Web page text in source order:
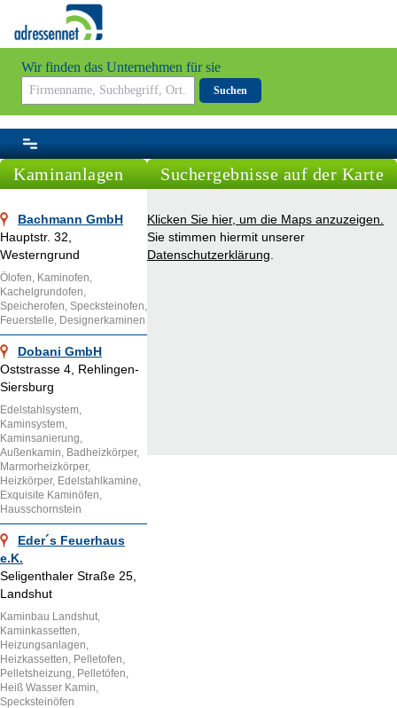
Wir finden das Unternehmen für sie
Suchen
Kaminanlagen
Bachmann GmbH
Hauptstr. 32,
Westerngrund
Ölofen, Kaminofen,
Kachelgrundofen,
Speicherofen, Specksteinofen,
Feuerstelle, Designerkaminen
Dobani GmbH
Oststrasse 4, Rehlingen-
Siersburg
Edelstahlsystem,
Kaminsystem,
Kaminsanierung,
Außenkamin, Badheizkörper,
Marmorheizkörper,
Heizkörper, Edelstahlkamine,
Exquisite Kaminöfen,
Hausschornstein
Eder´s Feuerhaus
e.K.
Seligenthaler Straße 25,
Landshut
Kaminbau Landshut,
Kaminkassetten,
Heizungsanlagen,
Heizkassetten, Pelletofen,
Pelletsheizung, Pelletöfen,
Heiß Wasser Kamin,
Specksteinöfen
Suchergebnisse auf der Karte
Klicken Sie hier, um die Maps anzuzeigen.
Sie stimmen hiermit unserer
Datenschutzerklärung